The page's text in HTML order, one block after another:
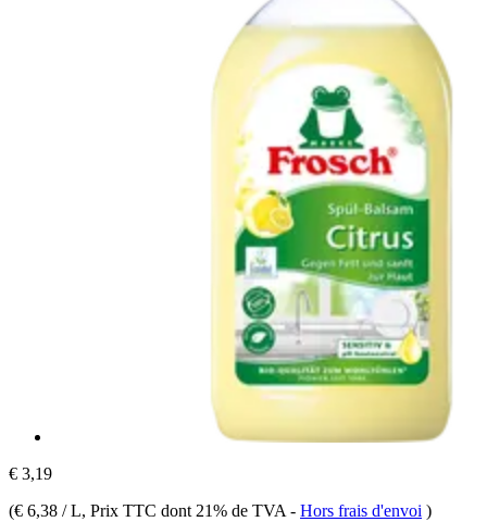
€ 3,19
(€ 6,38 / L, Prix TTC dont 21% de TVA - Hors frais d'envoi )